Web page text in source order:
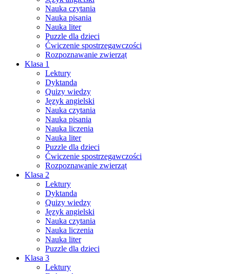
Nauka czytania
Nauka pisania
Nauka liter
Puzzle dla dzieci
Ćwiczenie spostrzegawczości
Rozpoznawanie zwierząt
Klasa 1
Lektury
Dyktanda
Quizy wiedzy
Język angielski
Nauka czytania
Nauka pisania
Nauka liczenia
Nauka liter
Puzzle dla dzieci
Ćwiczenie spostrzegawczości
Rozpoznawanie zwierząt
Klasa 2
Lektury
Dyktanda
Quizy wiedzy
Język angielski
Nauka czytania
Nauka liczenia
Nauka liter
Puzzle dla dzieci
Klasa 3
Lektury